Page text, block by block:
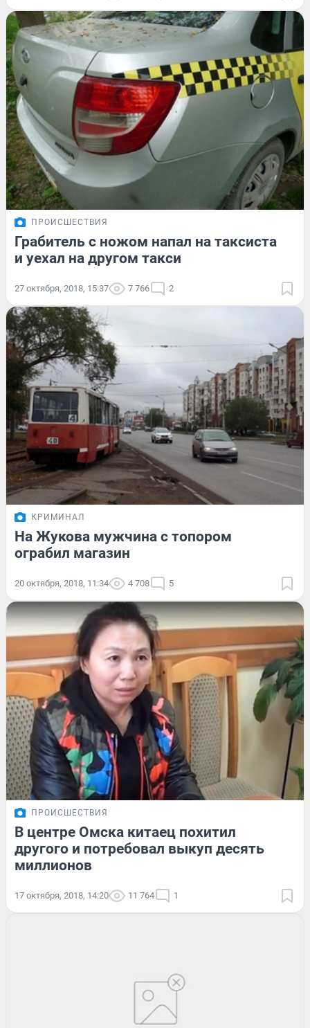
ПРОИСШЕСТВИЯ
Грабитель с ножом напал на таксиста
и уехал на другом такси
27 октября, 2018, 15:37 7 766 2
КРИМИНАЛ
На Жукова мужчина с топором
ограбил магазин
20 октября, 2018, 11:34 4 708 5
ПРОИСШЕСТВИЯ
В центре Омска китаец похитил
другого и потребовал выкуп десять
миллионов
17 октября, 2018, 14:20 11 764 1